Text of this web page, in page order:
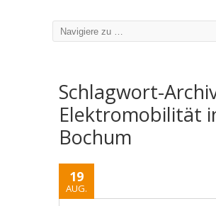
Schlagwort-
Elektromobilität
Bochum
19
AUG.